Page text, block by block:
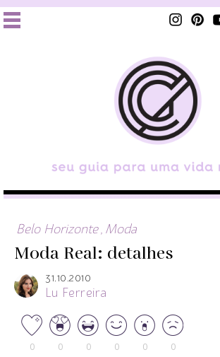
Belo Horizonte Moda
Moda Real: detalhes
31.10.2010
Lu Ferreira
0 0 0 0 0 0